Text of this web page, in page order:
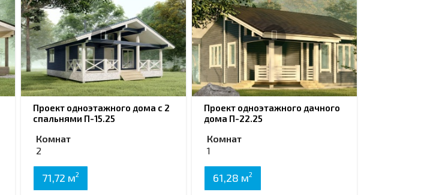
Проект одноэтажного дома с 2
спальнями П-15.25
Комнат
2
71,72 м2
Проект одноэтажного дачного
дома П-22.25
Комнат
1
61,28 м2